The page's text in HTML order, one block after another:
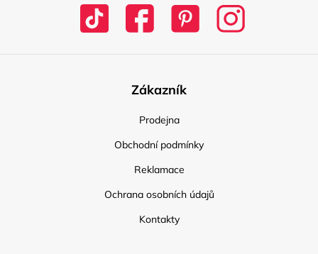
Zákazník
Prodejna
Obchodní podmínky
Reklamace
Ochrana osobních údajů
Kontakty